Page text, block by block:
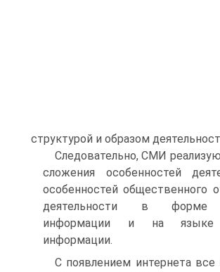
структурой и образом
Следовательно, СМИ
сложения особенностей
особенностей общественного
деятельности в форме
информации и на языке
информации.
С появлением интернета все